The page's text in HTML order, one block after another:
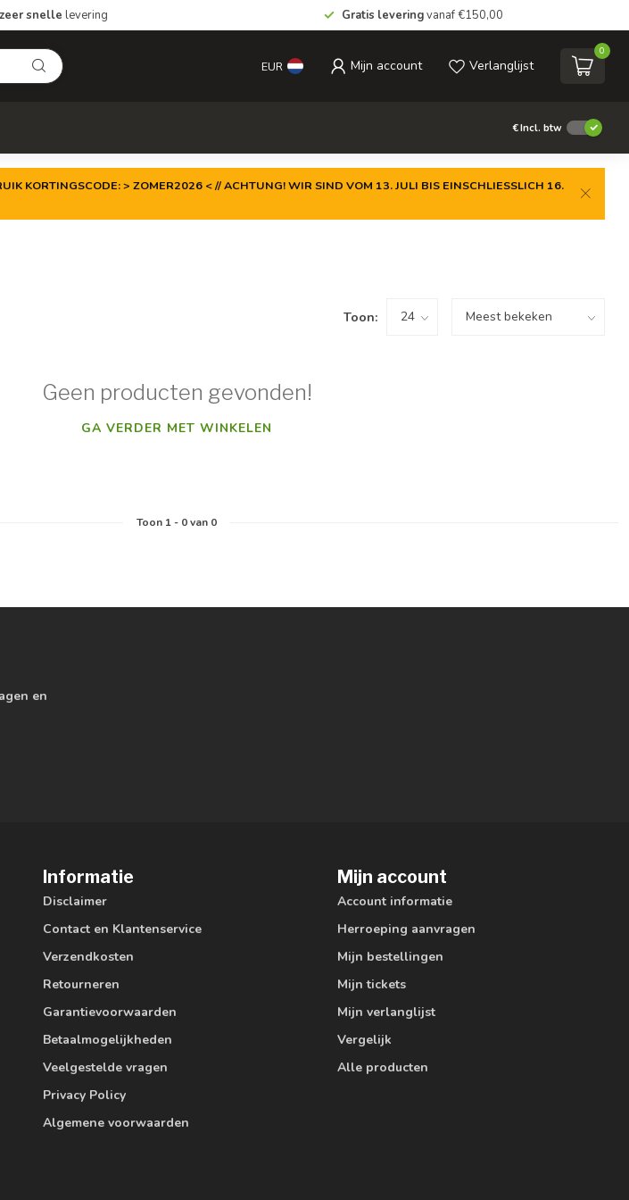
zeer snelle levering Gratis leveringvanaf €150,00
EUR Mijn account Verlanglijst
0
€Incl. btw
KORTINGSCODE: > ZOMER2026 < // ACHTUNG! WIR SIND VOM 13. JULI BIS EINSCHLIESSLICH 16.
Toon:
Geen producten gevonden!
GA VERDER MET WINKELEN
Toon 1- 0van 0
en
Informatie
Disclaimer
Contact en Klantenservice
Verzendkosten
Retourneren
Garantievoorwaarden
Betaalmogelijkheden
Veelgestelde vragen
Privacy Policy
Algemene voorwaarden
Mijn account
Account informatie
Herroeping aanvragen
Mijn bestellingen
Mijn tickets
Mijn verlanglijst
Vergelijk
Alle producten